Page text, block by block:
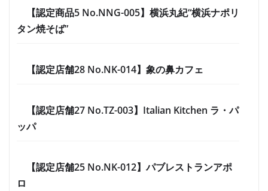
【認定商品5 No.NNG-005】横浜丸紀“横浜ナポリ
タン焼そば”
【認定店舗28 No.NK-014】象の鼻カフェ
【認定店舗27 No.TZ-003】Italian Kitchen ラ・パ
ッパ
【認定店舗25 No.NK-012】パブレストランアポ
ロ